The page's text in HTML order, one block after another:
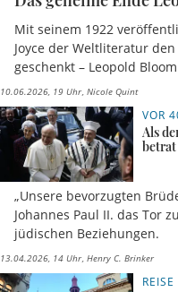
Mit seinem 1922
Joyce der Weltliteratur
geschenkt – Leopold
10.06.2026, 19 Uhr Nicole Quint
VOR
Als
betrat
„Unsere bevorzugten
Johannes Paul II. das Tor
jüdischen Beziehungen.
13.04.2026, 14 Uhr Henry C. Brinker
REISE